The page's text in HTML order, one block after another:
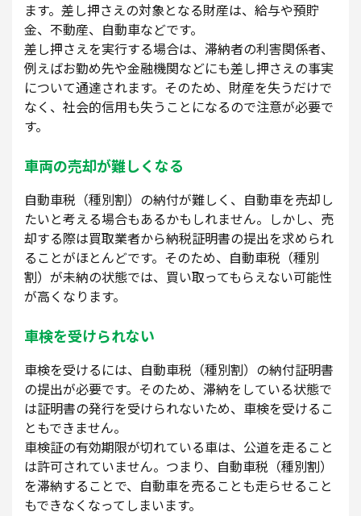
ます。差し押さえの対象となる財産は、給与や預貯
金、不動産、自動車などです。
差し押さえを実行する場合は、滞納者の利害関係者、
例えばお勤め先や金融機関などにも差し押さえの事実
について通達されます。そのため、財産を失うだけで
なく、社会的信用も失うことになるので注意が必要で
す。
車両の売却が難しくなる
自動車税（種別割）の納付が難しく、自動車を売却し
たいと考える場合もあるかもしれません。しかし、売
却する際は買取業者から納税証明書の提出を求められ
ることがほとんどです。そのため、自動車税（種別
割）が未納の状態では、買い取ってもらえない可能性
が高くなります。
車検を受けられない
車検を受けるには、自動車税（種別割）の納付証明書
の提出が必要です。そのため、滞納をしている状態で
は証明書の発行を受けられないため、車検を受けるこ
ともできません。
車検証の有効期限が切れている車は、公道を走ること
は許可されていません。つまり、自動車税（種別割）
を滞納することで、自動車を売ることも走らせること
もできなくなってしまいます。